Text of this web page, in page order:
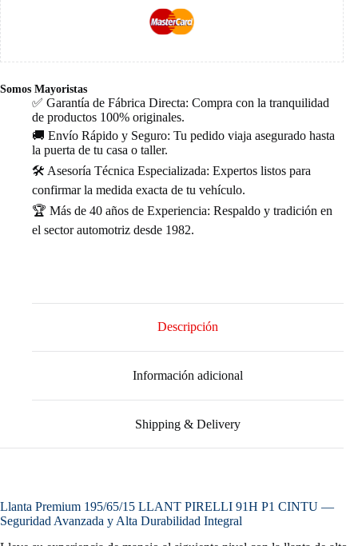
Somos Mayoristas
✅ Garantía de Fábrica Directa: Compra con la tranquilidad
de productos 100% originales.
🚚 Envío Rápido y Seguro: Tu pedido viaja asegurado hasta
la puerta de tu casa o taller.
🛠️ Asesoría Técnica Especializada: Expertos listos para
confirmar la medida exacta de tu vehículo.
🏆 Más de 40 años de Experiencia: Respaldo y tradición en
el sector automotriz desde 1982.
Descripción
Información adicional
Shipping & Delivery
Llanta Premium 195/65/15 LLANT PIRELLI 91H P1 CINTU —
Seguridad Avanzada y Alta Durabilidad Integral